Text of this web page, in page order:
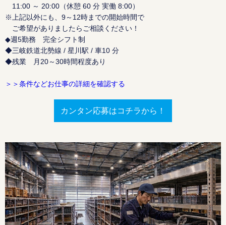
11:00 ～ 20:00（休憩 60 分 実働 8:00）
※上記以外にも、9～12時までの開始時間で
ご希望がありましたらご相談ください！
◆週5勤務 完全シフト制
◆三岐鉄道北勢線 / 星川駅 / 車10 分
◆残業 月20～30時間程度あり
＞＞条件などお仕事の詳細を確認する
カンタン応募はコチラから！